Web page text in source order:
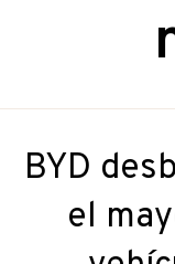
contentBYD
el